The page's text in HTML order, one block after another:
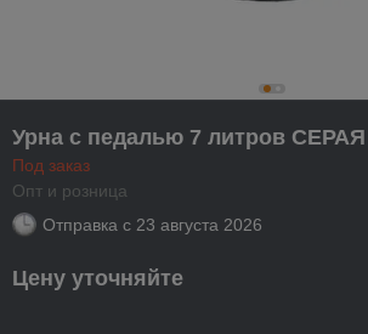
Урна с педалью 7 литров СЕРАЯ
Под заказ
Опт и розница
Отправка с 23 августа 2026
Цену уточняйте